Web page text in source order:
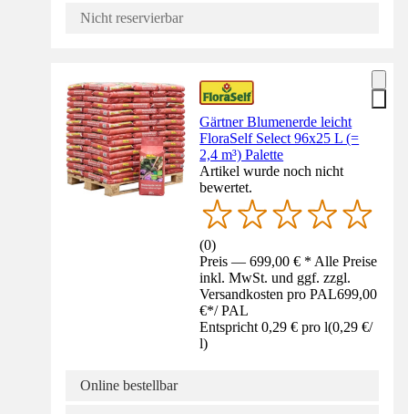
Nicht reservierbar
Gärtner Blumenerde leicht
FloraSelf Select 96x25 L (=
2,4 m³) Palette
Artikel wurde noch nicht
bewertet.
(0)
Preis — 699,00 € * Alle Preise
inkl. MwSt. und ggf. zzgl.
Versandkosten pro PAL699,00
€*/ PAL
Entspricht 0,29 € pro l(0,29 €/
l)
Online bestellbar